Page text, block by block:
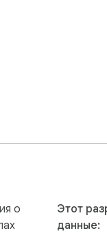
о
Этот
данные: